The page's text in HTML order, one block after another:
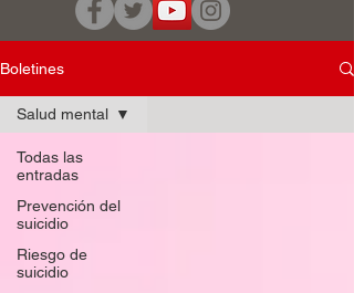
Boletines
Todas las
entradas
Prevención del
suicidio
Riesgo de
suicidio
Salud mental